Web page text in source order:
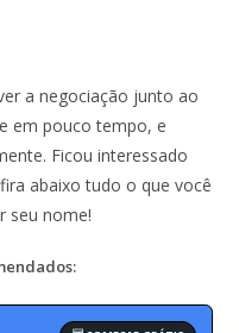
a negociação junto ao
em pouco tempo, e
Ficou interessado
abaixo tudo o que você
seu nome!